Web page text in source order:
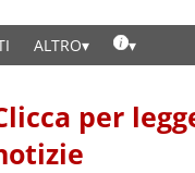
ALTRO
per